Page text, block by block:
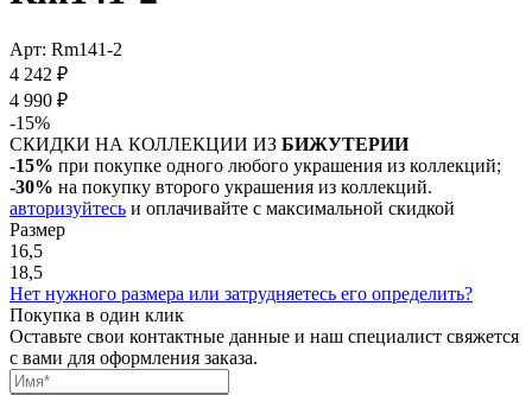
Арт: Rm141-2
4 242 ₽
4 990 ₽
-15%
СКИДКИ НА КОЛЛЕКЦИИ ИЗ БИЖУТЕРИИ
-15% при покупке одного любого украшения из коллекций;
-30% на покупку второго украшения из коллекций.
авторизуйтесь и оплачивайте с максимальной скидкой
Размер
16,5
18,5
Нет нужного размера или затрудняетесь его определить?
Покупка в один клик
Оставьте свои контактные данные и наш специалист свяжется
с вами для оформления заказа.